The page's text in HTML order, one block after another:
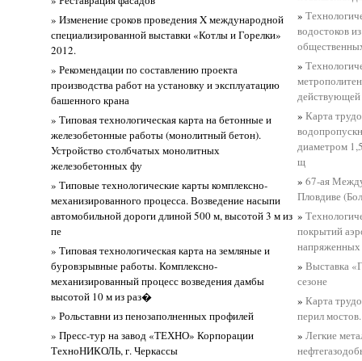
» Изменение сроков проведения X международной
специализированной выставки «Котлы и Горелки»
2012.
» Рекомендации по составлению проекта
производства работ на установку и эксплуатацию
башенного крана
» Типовая технологическая карта на бетонные и
железобетонные работы (монолитный бетон).
Устройство столбчатых монолитных
железобетонных фу
» Типовые технологические карты комплексно-
механизированного процесса. Возведение насыпи
автомобильной дороги длиной 500 м, высотой 3 м из
пе
» Типовая технологическая карта на земляные и
буровзрывные работы. Комплексно-
механизированный процесс возведения дамбы
высотой 10 м из раз�
» Рольставни из пенозаполненных профилей
» Пресс-тур на завод «ТЕХНО» Корпорации
ТехноНИКОЛЬ, г. Черкассы
»
водостоков
»
действующей
»Карта
диаметром
щ
»67-ая
Пловдиве
»
покрытий
»Выставка
сезоне
»Карта
перил
»Легкие